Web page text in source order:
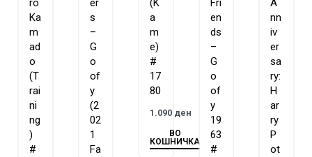
ro
Ka
m
ad
o
(T
rai
ni
ng
)
#
er
s
–
G
o
of
y
(2
02
1
Fa
(K
a
m
e)
#
17
80
1.090 ден
ВО
КОШНИЧКА
Fri
en
ds
–
G
o
of
y
19
63
#
A
nn
iv
er
sa
ry:
H
ar
ry
P
ot